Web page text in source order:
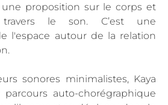
proposition sur le corps et
le son. C’est une
l'espace autour de la relation
sonores minimalistes, Kaya
auto-chorégraphique